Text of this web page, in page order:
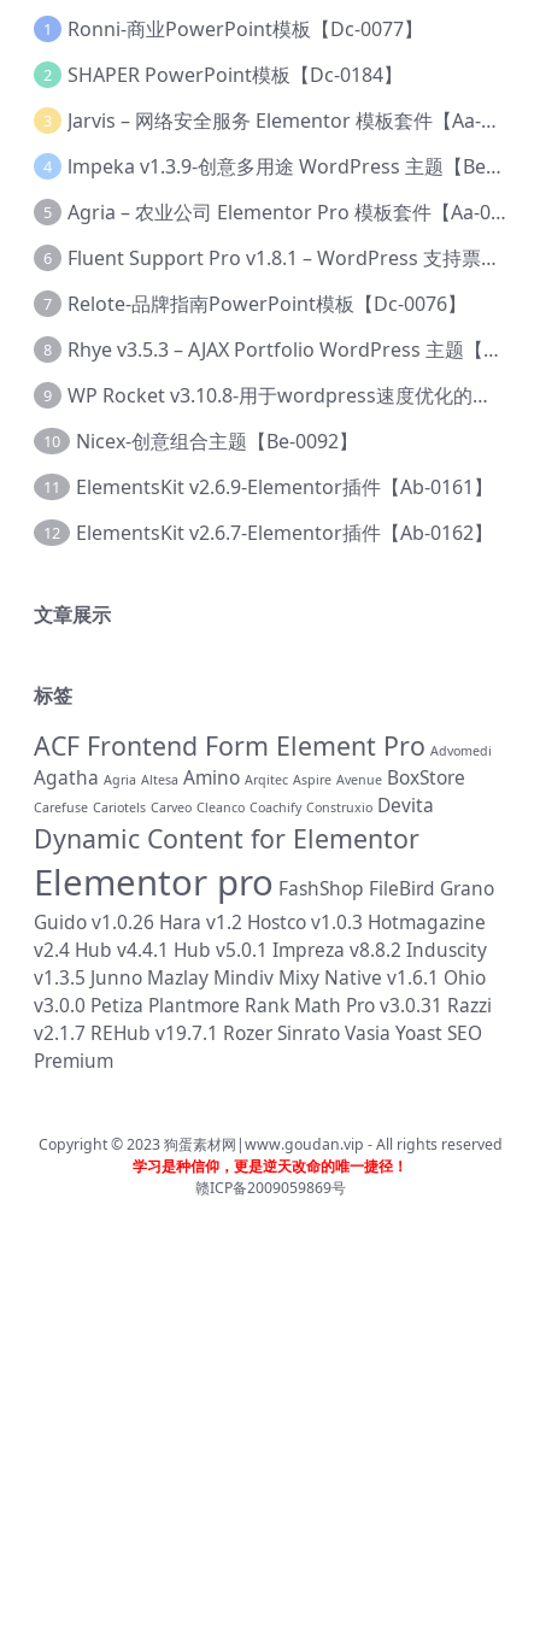
1 Ronni-商业PowerPoint模板【Dc-0077】
2 SHAPER PowerPoint模板【Dc-0184】
3 Jarvis – 网络安全服务 Elementor 模板套件【Aa-0035】
4 lmpeka v1.3.9-创意多用途 WordPress 主题【Be-0064】
5 Agria – 农业公司 Elementor Pro 模板套件【Aa-0003】
6 Fluent Support Pro v1.8.1 – WordPress 支持票务系统【Cc-0041】
7 Relote-品牌指南PowerPoint模板【Dc-0076】
8 Rhye v3.5.3 – AJAX Portfolio WordPress 主题【Bi-0049】
9 WP Rocket v3.10.8-用于wordpress速度优化的缓存加速插件【Cd-0019】
10 Nicex-创意组合主题【Be-0092】
11 ElementsKit v2.6.9-Elementor插件【Ab-0161】
12 ElementsKit v2.6.7-Elementor插件【Ab-0162】
文章展示
标签
ACF Frontend Form Element Pro Advomedi
Agatha Agria Altesa Amino Arqitec Aspire Avenue BoxStore
Carefuse Cariotels Carveo Cleanco Coachify Construxio Devita
Dynamic Content for Elementor
Elementor pro FashShop FileBird Grano
Guido v1.0.26 Hara v1.2 Hostco v1.0.3 Hotmagazine
v2.4 Hub v4.4.1 Hub v5.0.1 Impreza v8.8.2 Induscity
v1.3.5 Junno Mazlay Mindiv Mixy Native v1.6.1 Ohio
v3.0.0 Petiza Plantmore Rank Math Pro v3.0.31 Razzi
v2.1.7 REHub v19.7.1 RozerSinratoVasia Yoast SEO
Premium
Copyright © 2023狗蛋素材网|www.goudan.vip - All rights reserved
学习是种信仰，更是逆天改命的唯一捷径！
赣ICP备2009059869号